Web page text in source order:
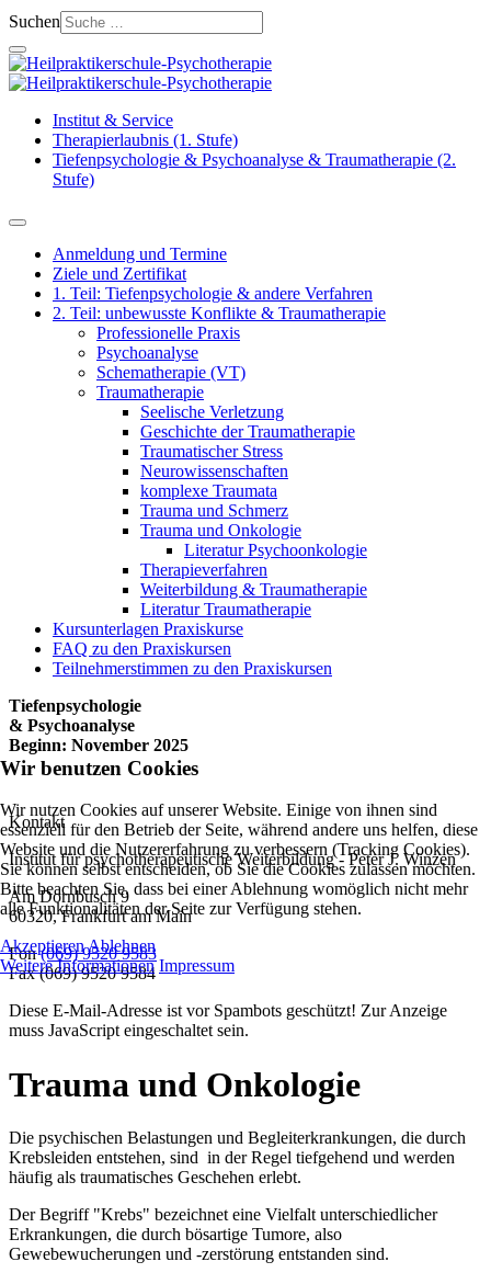
Suchen
Institut & Service
Therapierlaubnis (1. Stufe)
Tiefenpsychologie & Psychoanalyse & Traumatherapie (2.
Stufe)
Anmeldung und Termine
Ziele und Zertifikat
1. Teil: Tiefenpsychologie & andere Verfahren
2. Teil: unbewusste Konflikte & Traumatherapie
Professionelle Praxis
Psychoanalyse
Schematherapie (VT)
Traumatherapie
Seelische Verletzung
Geschichte der Traumatherapie
Traumatischer Stress
Neurowissenschaften
komplexe Traumata
Trauma und Schmerz
Trauma und Onkologie
Literatur Psychoonkologie
Therapieverfahren
Weiterbildung & Traumatherapie
Literatur Traumatherapie
Kursunterlagen Praxiskurse
FAQ zu den Praxiskursen
Teilnehmerstimmen zu den Praxiskursen
Tiefenpsychologie
& Psychoanalyse
Beginn: November 2025
Kontakt
Institut für psychotherapeutische Weiterbildung - Peter J. Winzen
Am Dornbusch 9
60320,Frankfurt am Main
Fon(069) 9520 9583
Fax(069) 9520 9584
Diese E-Mail-Adresse ist vor Spambots geschützt! Zur Anzeige
muss JavaScript eingeschaltet sein.
Trauma und Onkologie
Die psychischen Belastungen und Begleiterkrankungen, die durch
Krebsleiden entstehen, sind in der Regel tiefgehend und werden
häufig als traumatisches Geschehen erlebt.
Der Begriff "Krebs" bezeichnet eine Vielfalt unterschiedlicher
Erkrankungen, die durch bösartige Tumore, also
Gewebewucherungen und -zerstörung entstanden sind.
Wir benutzen Cookies
Wir nutzen Cookies auf unserer Website. Einige von ihnen sind
essenziell für den Betrieb der Seite, während andere uns helfen, diese
Website und die Nutzererfahrung zu verbessern (Tracking Cookies).
Sie können selbst entscheiden, ob Sie die Cookies zulassen möchten.
Bitte beachten Sie, dass bei einer Ablehnung womöglich nicht mehr
alle Funktionalitäten der Seite zur Verfügung stehen.
AkzeptierenAblehnen
Weitere Informationen Impressum